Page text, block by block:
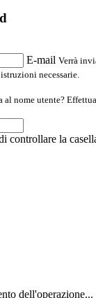
E-mail Verrà
necessarie.
al nome utente?
controllare la
dell'operazione...